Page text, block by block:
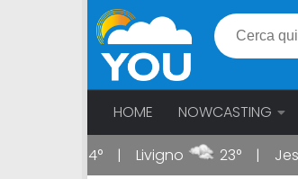
HOME NOWCASTING
Livigno 23°